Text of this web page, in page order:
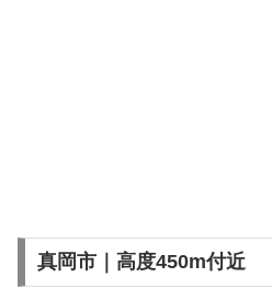
真岡市｜高度450m付近